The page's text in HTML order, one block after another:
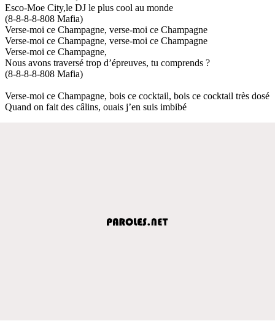
Esco-Moe City,le DJ le plus cool au monde
(8-8-8-8-808 Mafia)
Verse-moi ce Champagne, verse-moi ce Champagne
Verse-moi ce Champagne, verse-moi ce Champagne
Verse-moi ce Champagne,
Nous avons traversé trop d’épreuves, tu comprends ?
(8-8-8-8-808 Mafia)
Verse-moi ce Champagne, bois ce cocktail, bois ce cocktail très dosé
Quand on fait des câlins, ouais j’en suis imbibé